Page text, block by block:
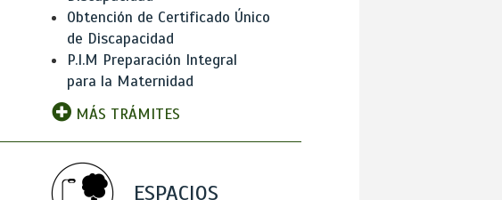
Obtención de Certificado Único
de Discapacidad
P.I.M Preparación Integral
para la Maternidad
MÁS TRÁMITES
ESPACIOS